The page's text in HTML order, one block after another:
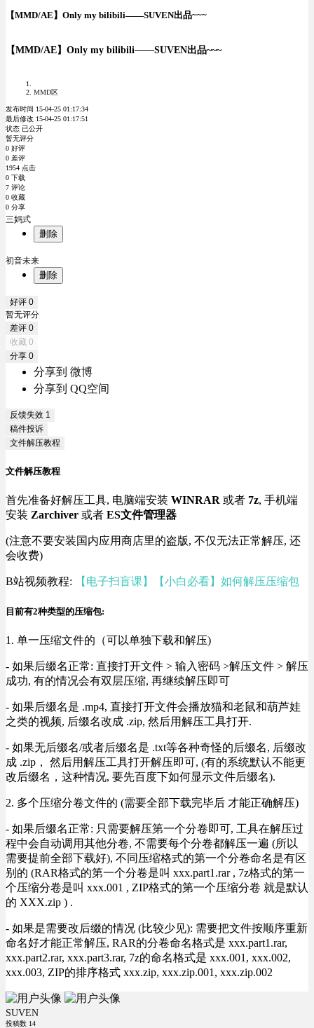
【MMD/AE】Only my bilibili——SUVEN出品~~~
【MMD/AE】Only my bilibili——SUVEN出品~~~
MMD区
发布时间 15-04-25 01:17:34
最后修改 15-04-25 01:17:51
状态 已公开
暂无评分
0 好评
0 差评
1954 点击
0 下载
7 评论
0 收藏
0 分享
三妈式
删除
初音未来
删除
好评 0
暂无评分
差评 0
收藏 0
分享 0
分享到 微博
分享到 QQ空间
反馈失效 1
稿件投诉
文件解压教程
文件解压教程
首先准备好解压工具, 电脑端安装 WINRAR 或者 7z, 手机端
安装 Zarchiver 或者 ES文件管理器
(注意不要安装国内应用商店里的盗版, 不仅无法正常解压, 还
会收费)
B站视频教程: 【电子扫盲课】【小白必看】如何解压压缩包
目前有2种类型的压缩包:
1. 单一压缩文件的（可以单独下载和解压)
- 如果后缀名正常: 直接打开文件 > 输入密码 >解压文件 > 解压
成功, 有的情况会有双层压缩, 再继续解压即可
- 如果后缀名是 .mp4, 直接打开文件会播放猫和老鼠和葫芦娃
之类的视频, 后缀名改成 .zip, 然后用解压工具打开.
- 如果无后缀名/或者后缀名是 .txt等各种奇怪的后缀名, 后缀改
成 .zip， 然后用解压工具打开解压即可, (有的系统默认不能更
改后缀名，这种情况, 要先百度下如何显示文件后缀名).
2. 多个压缩分卷文件的 (需要全部下载完毕后 才能正确解压)
- 如果后缀名正常: 只需要解压第一个分卷即可, 工具在解压过
程中会自动调用其他分卷, 不需要每个分卷都解压一遍 (所以
需要提前全部下载好), 不同压缩格式的第一个分卷命名是有区
别的 (RAR格式的第一个分卷是叫 xxx.part1.rar , 7z格式的第一
个压缩分卷是叫 xxx.001 , ZIP格式的第一个压缩分卷 就是默认
的 XXX.zip ) .
- 如果是需要改后缀的情况 (比较少见): 需要把文件按顺序重新
命名好才能正常解压, RAR的分卷命名格式是 xxx.part1.rar,
xxx.part2.rar, xxx.part3.rar, 7z的命名格式是 xxx.001, xxx.002,
xxx.003, ZIP的排序格式 xxx.zip, xxx.zip.001, xxx.zip.002
SUVEN
投稿数 14